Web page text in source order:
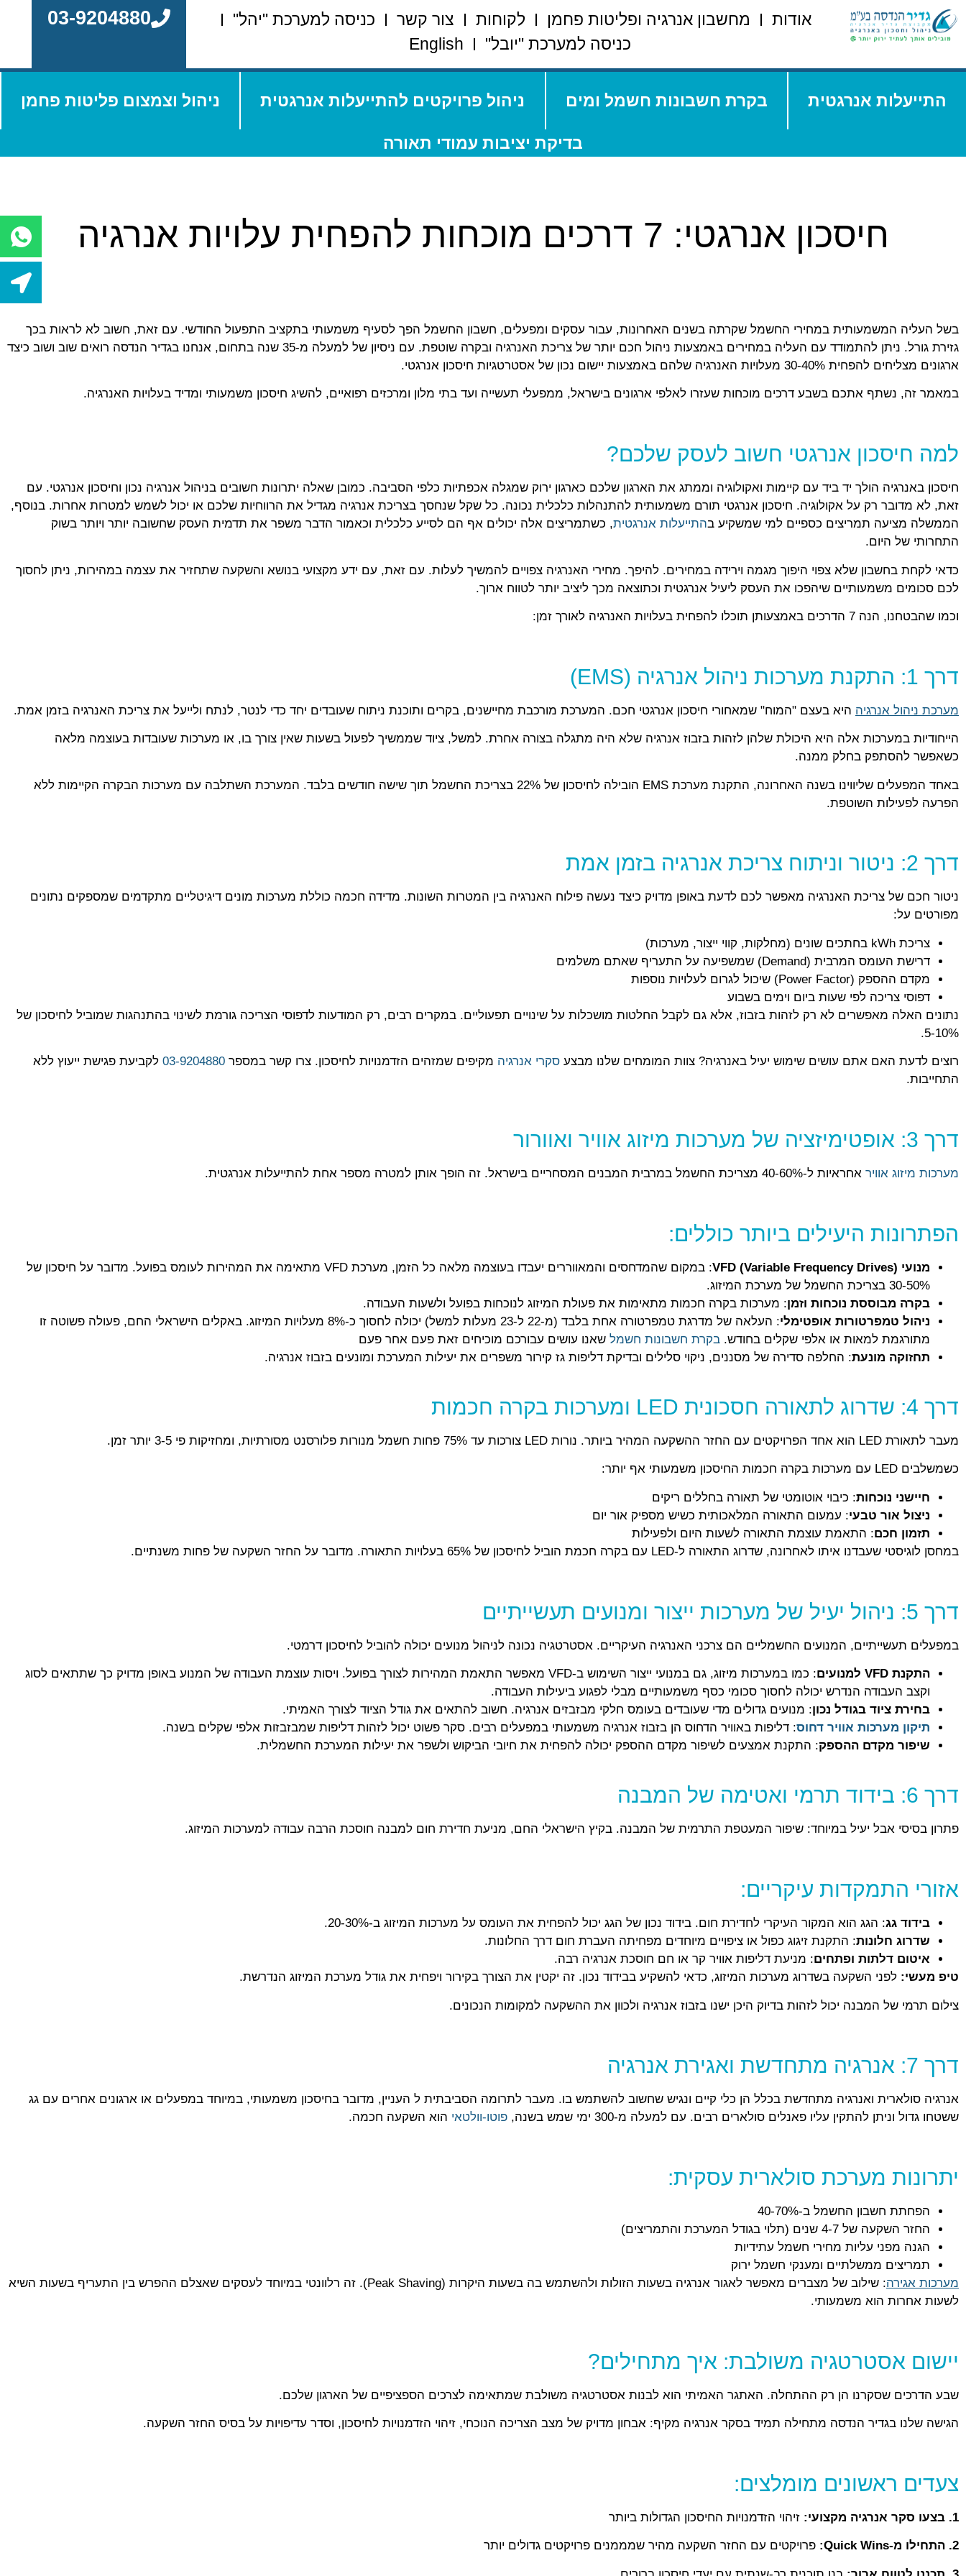
אודות מחשבון אנרגיה ופליטות פחמן לקוחות צור קשר
כניסה למערכת "יהל"
כניסה למערכת "יובל"
English
03-9204880
התייעלות אנרגטית בקרת חשבונות חשמל ומים ניהול פרויקטים להתייעלות אנרגטית ניהול וצמצום פליטות פחמן
בדיקת יציבות עמודי תאורה
חיסכון אנרגטי: 7 דרכים מוכחות להפחית עלויות אנרגיה
בשל העליה המשמעותית במחירי החשמל שקרתה בשנים האחרונות, עבור עסקים ומפעלים, חשבון החשמל הפך לסעיף משמעותי בתקציב התפעול החודשי. עם זאת, חשוב לא לראות בכך
גזירת גורל. ניתן להתמודד עם העליה במחירים באמצעות ניהול חכם יותר של צריכת האנרגיה ובקרה שוטפת. עם ניסיון של למעלה מ-35 שנה בתחום, אנחנו בגדיר הנדסה רואים שוב ושוב כיצד
ארגונים מצליחים להפחית 30-40% מעלויות האנרגיה שלהם באמצעות יישום נכון של אסטרטגיות חיסכון אנרגטי.
במאמר זה, נשתף אתכם בשבע דרכים מוכחות שעזרו לאלפי ארגונים בישראל, ממפעלי תעשייה ועד בתי מלון ומרכזים רפואיים, להשיג חיסכון משמעותי ומדיד בעלויות האנרגיה.
למה חיסכון אנרגטי חשוב לעסק שלכם?
חיסכון באנרגיה הולך יד ביד עם קיימות ואקולוגיה וממתג את הארגון שלכם כארגון ירוק שמגלה אכפתיות כלפי הסביבה. כמובן שאלה יתרונות חשובים בניהול אנרגיה נכון וחיסכון אנרגטי. עם
זאת, לא מדובר רק על אקולוגיה. חיסכון אנרגטי תורם משמעותית להתנהלות כלכלית נכונה. כל שקל שנחסך בצריכת אנרגיה מגדיל את הרווחיות שלכם או יכול לשמש למטרות אחרות. בנוסף,
הממשלה מציעה תמריצים כספיים למי שמשקיע בהתייעלות אנרגטית, כשתמריצים אלה יכולים אף הם לסייע כלכלית וכאמור הדבר משפר את תדמית העסק שחשובה יותר ויותר בשוק
התחרותי של היום.
כדאי לקחת בחשבון שלא צפוי היפוך מגמה וירידה במחירים. להיפך. מחירי האנרגיה צפויים להמשיך לעלות. עם זאת, עם ידע מקצועי בנושא והשקעה שתחזיר את עצמה במהירות, ניתן לחסוך
לכם סכומים משמעותיים שיהפכו את העסק ליעיל אנרגטית וכתוצאה מכך ליציב יותר לטווח ארוך.
וכמו שהבטחנו, הנה 7 הדרכים באמצעותן תוכלו להפחית בעלויות האנרגיה לאורך זמן:
דרך 1: התקנת מערכות ניהול אנרגיה (EMS)
מערכת ניהול אנרגיה היא בעצם "המוח" שמאחורי חיסכון אנרגטי חכם. המערכת מורכבת מחיישנים, בקרים ותוכנת ניתוח שעובדים יחד כדי לנטר, לנתח ולייעל את צריכת האנרגיה בזמן אמת.
הייחודיות במערכות אלה היא היכולת שלהן לזהות בזבוז אנרגיה שלא היה מתגלה בצורה אחרת. למשל, ציוד שממשיך לפעול בשעות שאין צורך בו, או מערכות שעובדות בעוצמה מלאה
כשאפשר להסתפק בחלק ממנה.
באחד המפעלים שליווינו בשנה האחרונה, התקנת מערכת EMS הובילה לחיסכון של 22% בצריכת החשמל תוך שישה חודשים בלבד. המערכת השתלבה עם מערכות הבקרה הקיימות ללא
הפרעה לפעילות השוטפת.
דרך 2: ניטור וניתוח צריכת אנרגיה בזמן אמת
ניטור חכם של צריכת האנרגיה מאפשר לכם לדעת באופן מדויק כיצד נעשה פילוח האנרגיה בין המטרות השונות. מדידה חכמה כוללת מערכות מונים דיגיטליים מתקדמים שמספקים נתונים
מפורטים על:
צריכת kWh בחתכים שונים (מחלקות, קווי ייצור, מערכות)
דרישת העומס המרבית (Demand) שמשפיעה על התעריף שאתם משלמים
מקדם ההספק (Power Factor) שיכול לגרום לעלויות נוספות
דפוסי צריכה לפי שעות ביום וימים בשבוע
נתונים האלה מאפשרים לא רק לזהות בזבוז, אלא גם לקבל החלטות מושכלות על שינויים תפעוליים. במקרים רבים, רק המודעות לדפוסי הצריכה גורמת לשינוי בהתנהגות שמוביל לחיסכון של
5-10%.
רוצים לדעת האם אתם עושים שימוש יעיל באנרגיה? צוות המומחים שלנו מבצע סקרי אנרגיה מקיפים שמזהים הזדמנויות לחיסכון. צרו קשר במספר 03-9204880 לקביעת פגישת ייעוץ ללא
התחייבות.
דרך 3: אופטימיזציה של מערכות מיזוג אוויר ואוורור
מערכות מיזוג אוויר אחראיות ל-40-60% מצריכת החשמל במרבית המבנים המסחריים בישראל. זה הופך אותן למטרה מספר אחת להתייעלות אנרגטית.
הפתרונות היעילים ביותר כוללים:
מנועי VFD (Variable Frequency Drives)
: במקום שהמדחסים והמאווררים יעבדו בעוצמה מלאה כל הזמן, מערכת VFD מתאימה את המהירות לעומס בפועל. מדובר על חיסכון של
30-50% בצריכת החשמל של מערכת המיזוג.
בקרה מבוססת נוכחות וזמן: מערכות בקרה חכמות מתאימות את פעולת המיזוג לנוכחות בפועל ולשעות העבודה.
ניהול טמפרטורות אופטימלי
: העלאה של מדרגת טמפרטורה אחת בלבד (מ-22 ל-23 מעלות למשל) יכולה לחסוך כ-8% מעלויות המיזוג. באקלים הישראלי החם, פעולה פשוטה זו
מתורגמת למאות או אלפי שקלים בחודש. בקרת חשבונות חשמל שאנו עושים עבורכם מוכיחים זאת פעם אחר פעם
תחזוקה מונעת: החלפה סדירה של מסננים, ניקוי סלילים ובדיקת דליפות גז קירור משפרים את יעילות המערכת ומונעים בזבוז אנרגיה.
דרך 4: שדרוג לתאורה חסכונית LED ומערכות בקרה חכמות
מעבר לתאורת LED הוא אחד הפרויקטים עם החזר ההשקעה המהיר ביותר. נורות LED צורכות עד 75% פחות חשמל מנורות פלורסנט מסורתיות, ומחזיקות פי 3-5 יותר זמן.
כשמשלבים LED עם מערכות בקרה חכמות החיסכון משמעותי אף יותר:
חיישני נוכחות: כיבוי אוטומטי של תאורה בחללים ריקים
ניצול אור טבעי: עמעום התאורה המלאכותית כשיש מספיק אור יום
תזמון חכם: התאמת עוצמת התאורה לשעות היום ולפעילות
במחסן לוגיסטי שעבדנו איתו לאחרונה, שדרוג התאורה ל-LED עם בקרה חכמת הוביל לחיסכון של 65% בעלויות התאורה. מדובר על החזר השקעה של פחות משנתיים.
דרך 5: ניהול יעיל של מערכות ייצור ומנועים תעשייתיים
במפעלים תעשייתיים, המנועים החשמליים הם צרכני האנרגיה העיקריים. אסטרטגיה נכונה לניהול מנועים יכולה להוביל לחיסכון דרמטי.
התקנת VFD למנועים
: כמו במערכות מיזוג, גם במנועי ייצור השימוש ב-VFD מאפשר התאמת המהירות לצורך בפועל. ויסות עוצמת העבודה של המנוע באופן מדויק כך שתתאים לסוג
וקצב העבודה הנדרש יכולה לחסוך סכומי כסף משמעותיים מבלי לפגוע ביעילות העבודה.
בחירת ציוד בגודל נכון: מנועים גדולים מדי שעובדים בעומס חלקי מבזבזים אנרגיה. חשוב להתאים את גודל הציוד לצורך האמיתי.
תיקון מערכות אוויר דחוס: דליפות באוויר הדחוס הן בזבוז אנרגיה משמעותי במפעלים רבים. סקר פשוט יכול לזהות דליפות שמבזבזות אלפי שקלים בשנה.
שיפור מקדם ההספק: התקנת אמצעים לשיפור מקדם ההספק יכולה להפחית את חיובי הביקוש ולשפר את יעילות המערכת החשמלית.
דרך 6: בידוד תרמי ואטימה של המבנה
פתרון בסיסי אבל יעיל במיוחד: שיפור המעטפת התרמית של המבנה. בקיץ הישראלי החם, מניעת חדירת חום למבנה חוסכת הרבה עבודה למערכות המיזוג.
אזורי התמקדות עיקריים:
בידוד גג: הגג הוא המקור העיקרי לחדירת חום. בידוד נכון של הגג יכול להפחית את העומס על מערכות המיזוג ב-20-30%.
שדרוג חלונות: התקנת זיגוג כפול או ציפויים מיוחדים מפחיתה העברת חום דרך החלונות.
איטום דלתות ופתחים: מניעת דליפות אוויר קר או חם חוסכת אנרגיה רבה.
טיפ מעשי: לפני השקעה בשדרוג מערכות המיזוג, כדאי להשקיע בבידוד נכון. זה יקטין את הצורך בקירור ויפחית את גודל מערכת המיזוג הנדרשת.
צילום תרמי של המבנה יכול לזהות בדיוק היכן ישנו בזבוז אנרגיה ולכוון את ההשקעה למקומות הנכונים.
דרך 7: אנרגיה מתחדשת ואגירת אנרגיה
אנרגיה סולארית ואנרגיה מתחדשת בכלל הן כלי קיים ונגיש שחשוב להשתמש בו. מעבר לתרומה הסביבתית ל העניין, מדובר בחיסכון משמעותי, במיוחד במפעלים או ארגונים אחרים עם גג
ששטחו גדול וניתן להתקין עליו פאנלים סולארים רבים. עם למעלה מ-300 ימי שמש בשנה,
פוטו-וולטאי הוא השקעה חכמה.
יתרונות מערכת סולארית עסקית:
הפחתת חשבון החשמל ב-40-70%
החזר השקעה של 4-7 שנים (תלוי בגודל המערכת והתמריצים)
הגנה מפני עליות מחירי חשמל עתידיות
תמריצים ממשלתיים ומענקי חשמל ירוק
מערכות אגירה
: שילוב של מצברים מאפשר לאגור אנרגיה בשעות הזולות ולהשתמש בה בשעות היקרות (Peak Shaving). זה רלוונטי במיוחד לעסקים שאצלם ההפרש בין התעריף בשעות השיא
לשעות אחרות הוא משמעותי.
יישום אסטרטגיה משולבת: איך מתחילים?
שבע הדרכים שסקרנו הן רק ההתחלה. האתגר האמיתי הוא לבנות אסטרטגיה משולבת שמתאימה לצרכים הספציפיים של הארגון שלכם.
הגישה שלנו בגדיר הנדסה מתחילה תמיד בסקר אנרגיה מקיף: אבחון מדויק של מצב הצריכה הנוכחי, זיהוי הזדמנויות לחיסכון, וסדר עדיפויות על בסיס החזר השקעה.
צעדים ראשונים מומלצים:
1. בצעו סקר אנרגיה מקצועי: זיהוי הזדמנויות החיסכון הגדולות ביותר
2. התחילו מ-Quick Wins: פרויקטים עם החזר השקעה מהיר שמממנים פרויקטים גדולים יותר